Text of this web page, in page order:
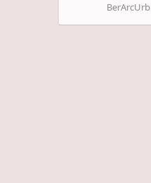
BerArcUrb